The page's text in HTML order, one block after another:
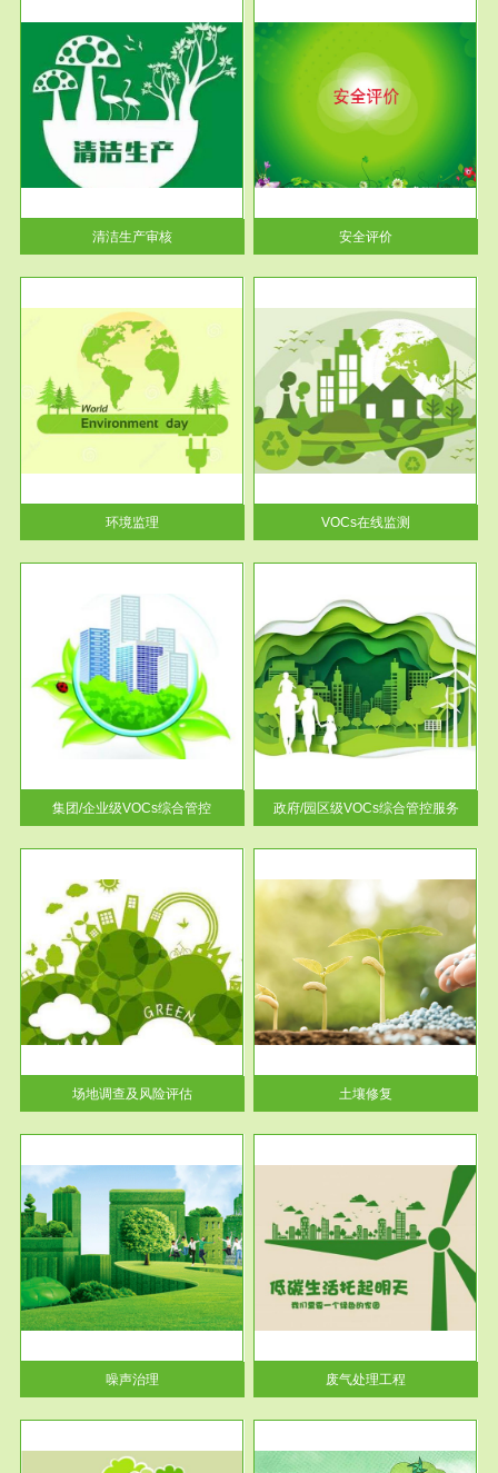
清洁生产审核
服务范围
安全评价
安全评价安全评价目的是查找、
分析和预测工程、系统、生产经
营活...
安全评价
环境监理
服务范围
VOCs在线监测
根据《重点区域大气污染防
治“十二五”规划》有机废气净化
率达...
VOCs在线监测
集团/企业级VOCs综合管控
服务范围
政府/园区级VOCs综合管控服务
根据《石化行业挥发性有机物综
合整治方案》文件要求，到2017
年，全...
政府/园区级VOCs综合管控服务
场地调查及风险评估
服务范围
土壤修复
土壤修复
噪声治理
服务范围
废气处理工程
废气处理工程